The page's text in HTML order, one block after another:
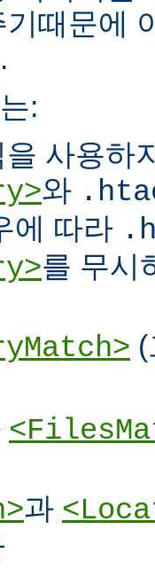
기때문에
:
사용하
와
에 따라
를 무시
과